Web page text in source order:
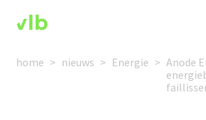
home nieuws Energie
Anode